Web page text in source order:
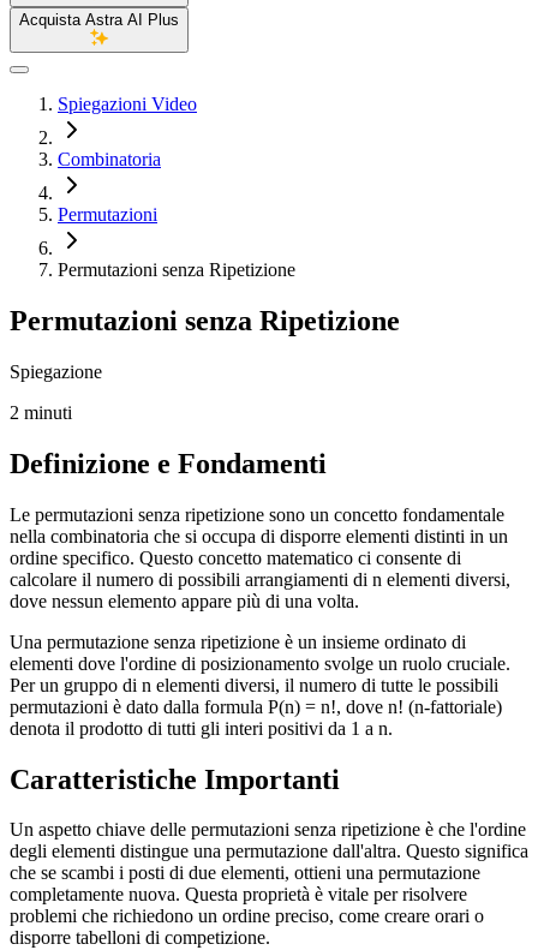
Acquista Astra AI Plus
Spiegazioni Video
Combinatoria
Permutazioni
Permutazioni senza Ripetizione
Permutazioni senza Ripetizione
Spiegazione
2 minuti
Definizione e Fondamenti
Le permutazioni senza ripetizione sono un concetto fondamentale
nella combinatoria che si occupa di disporre elementi distinti in un
ordine specifico. Questo concetto matematico ci consente di
calcolare il numero di possibili arrangiamenti di n elementi diversi,
dove nessun elemento appare più di una volta.
Una permutazione senza ripetizione è un insieme ordinato di
elementi dove l'ordine di posizionamento svolge un ruolo cruciale.
Per un gruppo di n elementi diversi, il numero di tutte le possibili
permutazioni è dato dalla formula P(n) = n!, dove n! (n-fattoriale)
denota il prodotto di tutti gli interi positivi da 1 a n.
Caratteristiche Importanti
Un aspetto chiave delle permutazioni senza ripetizione è che l'ordine
degli elementi distingue una permutazione dall'altra. Questo significa
che se scambi i posti di due elementi, ottieni una permutazione
completamente nuova. Questa proprietà è vitale per risolvere
problemi che richiedono un ordine preciso, come creare orari o
disporre tabelloni di competizione.